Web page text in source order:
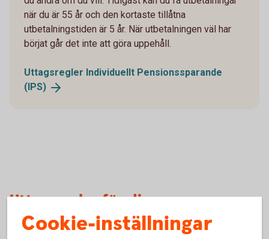
när du är 55 år och den kortaste tillåtna
utbetalningstiden är 5 år. När utbetalningen väl har
börjat går det inte att göra uppehåll.
Uttagsregler Individuellt Pensionssparande
(IPS)
Uttagsregler för dina
pensionsutbetalningar
Cookie-inställningar